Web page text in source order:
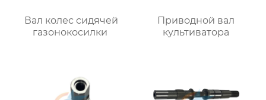
Вал колес сидячей
газонокосилки
Приводной вал
культиватора